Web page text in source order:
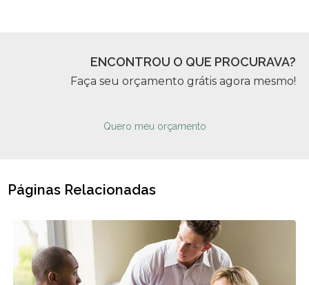
ENCONTROU O QUE PROCURAVA?
Faça seu orçamento grátis agora mesmo!
Quero meu orçamento
Páginas Relacionadas